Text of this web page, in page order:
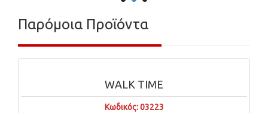
Παρόμοια Προϊόντα
WALK TIME
Κωδικός: 03223